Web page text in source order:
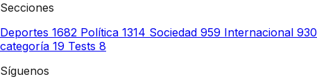
Secciones
Deportes 1682 Política 1314 Sociedad 959 Internacional 930
categoría 19 Tests 8
Síguenos